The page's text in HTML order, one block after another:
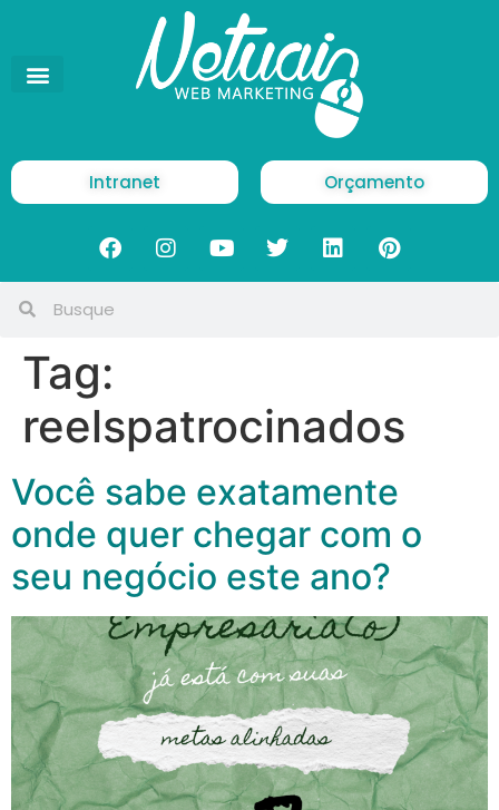
Intranet Orçamento
Tag:
reelspatrocinados
Você sabe exatamente
onde quer chegar com o
seu negócio este ano?